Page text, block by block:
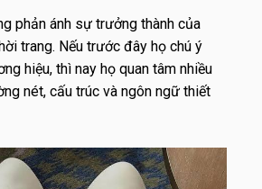
phản ánh sự trưởng thành của
trang. Nếu trước đây họ chú ý
hiệu, thì nay họ quan tâm nhiều
nét, cấu trúc và ngôn ngữ thiết